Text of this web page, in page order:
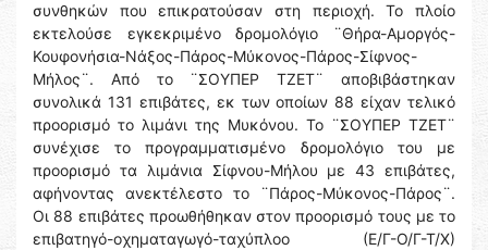
συνθηκών που επικρατούσαν στη περιοχή. Το πλοίο
εκτελούσε εγκεκριμένο δρομολόγιο ¨Θήρα-Αμοργός-
Κουφονήσια-Νάξος-Πάρος-Μύκονος-Πάρος-Σίφνος-
Μήλος¨. Από το ¨ΣΟΥΠΕΡ ΤΖΕΤ¨ αποβιβάστηκαν
συνολικά 131 επιβάτες, εκ των οποίων 88 είχαν τελικό
προορισμό το λιμάνι της Μυκόνου. Το ¨ΣΟΥΠΕΡ ΤΖΕΤ¨
συνέχισε το προγραμματισμένο δρομολόγιο του με
προορισμό τα λιμάνια Σίφνου-Μήλου με 43 επιβάτες,
αφήνοντας ανεκτέλεστο το ¨Πάρος-Μύκονος-Πάρος¨.
Οι 88 επιβάτες προωθήθηκαν στον προορισμό τους με το
επιβατηγό-οχηματαγωγό-ταχύπλοο (Ε/Γ-Ο/Γ-Τ/Χ)